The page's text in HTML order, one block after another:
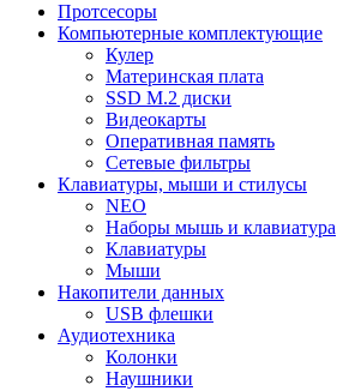
Протсесоры
Компьютерные комплектующие
Кулер
Материнская плата
SSD M.2 диски
Видеокарты
Оперативная память
Сетевые фильтры
Клавиатуры, мыши и стилусы
NEO
Наборы мышь и клавиатура
Клавиатуры
Мыши
Накопители данных
USB флешки
Аудиотехника
Колонки
Наушники